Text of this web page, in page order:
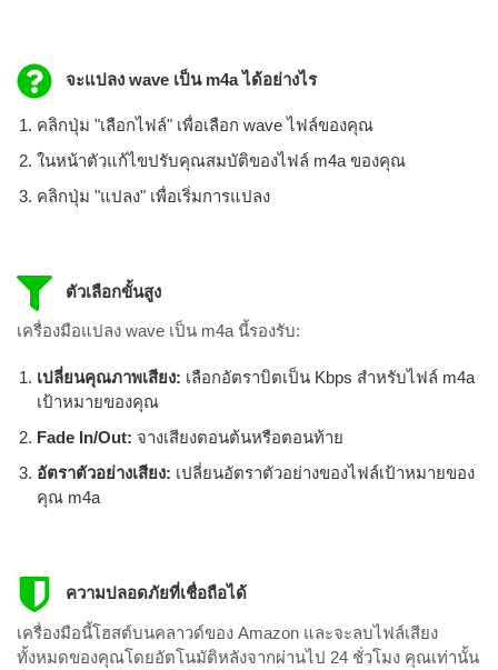
จะแปลง wave เป็น m4a ได้อย่างไร
คลิกปุ่ม "เลือกไฟล์" เพื่อเลือก wave ไฟล์ของคุณ
ในหน้าตัวแก้ไขปรับคุณสมบัติของไฟล์ m4a ของคุณ
คลิกปุ่ม "แปลง" เพื่อเริ่มการแปลง
ตัวเลือกขั้นสูง
เครื่องมือแปลง wave เป็น m4a นี้รองรับ:
เปลี่ยนคุณภาพเสียง: เลือกอัตราบิตเป็น Kbps สำหรับไฟล์ m4a
เป้าหมายของคุณ
Fade In/Out: จางเสียงตอนต้นหรือตอนท้าย
อัตราตัวอย่างเสียง: เปลี่ยนอัตราตัวอย่างของไฟล์เป้าหมายของ
คุณ m4a
ความปลอดภัยที่เชื่อถือได้
เครื่องมือนี้โฮสต์บนคลาวด์ของ Amazon และจะลบไฟล์เสียง
ทั้งหมดของคุณโดยอัตโนมัติหลังจากผ่านไป 24 ชั่วโมง คุณเท่านั้น